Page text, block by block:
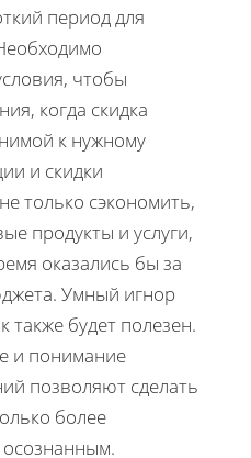
период для
чтобы
когда скидка
к нужному
и скидки
только сэкономить,
продукты и услуги,
оказались бы за
Умный игнор
также будет полезен.
и понимание
позволяют сделать
более